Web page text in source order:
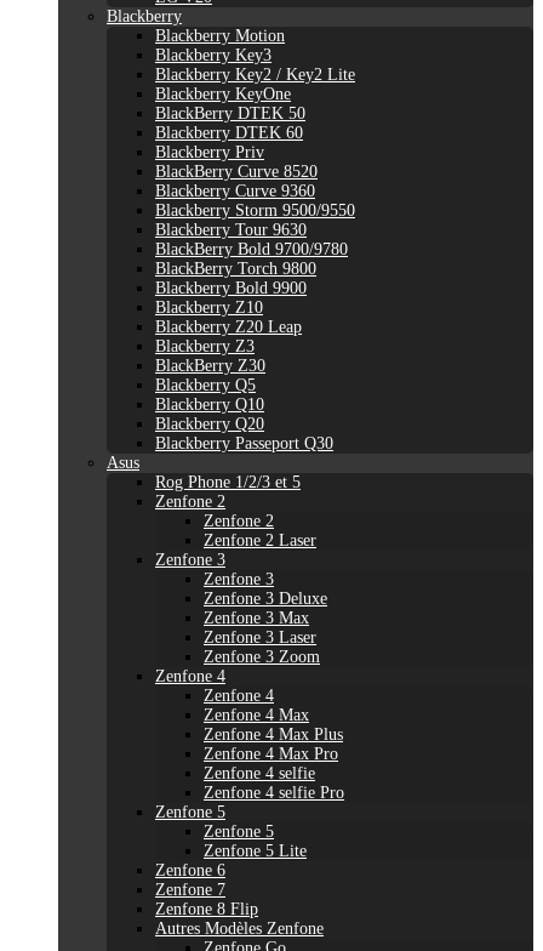
Blackberry
Blackberry Motion
Blackberry Key3
Blackberry Key2 / Key2 Lite
Blackberry KeyOne
BlackBerry DTEK 50
Blackberry DTEK 60
Blackberry Priv
BlackBerry Curve 8520
Blackberry Curve 9360
Blackberry Storm 9500/9550
Blackberry Tour 9630
BlackBerry Bold 9700/9780
BlackBerry Torch 9800
Blackberry Bold 9900
Blackberry Z10
Blackberry Z20 Leap
Blackberry Z3
BlackBerry Z30
Blackberry Q5
Blackberry Q10
Blackberry Q20
Blackberry Passeport Q30
Asus
Rog Phone 1/2/3 et 5
Zenfone 2
Zenfone 2
Zenfone 2 Laser
Zenfone 3
Zenfone 3
Zenfone 3 Deluxe
Zenfone 3 Max
Zenfone 3 Laser
Zenfone 3 Zoom
Zenfone 4
Zenfone 4
Zenfone 4 Max
Zenfone 4 Max Plus
Zenfone 4 Max Pro
Zenfone 4 selfie
Zenfone 4 selfie Pro
Zenfone 5
Zenfone 5
Zenfone 5 Lite
Zenfone 6
Zenfone 7
Zenfone 8 Flip
Autres Modèles Zenfone